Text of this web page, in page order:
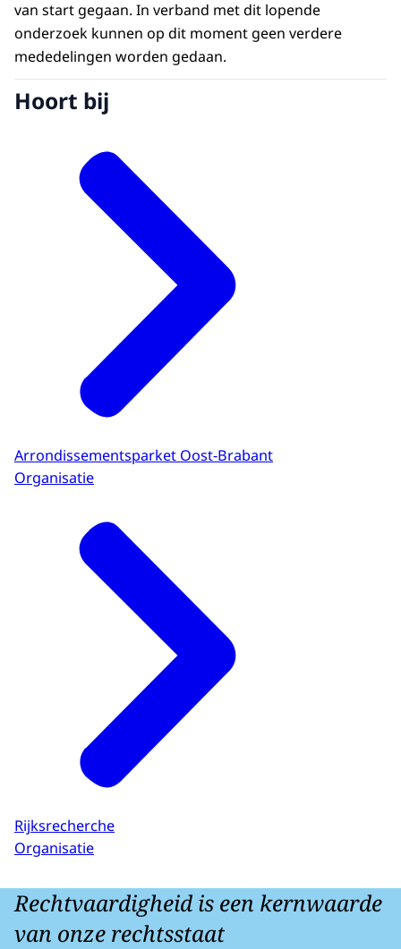
van start gegaan. In verband met dit lopende
onderzoek kunnen op dit moment geen verdere
mededelingen worden gedaan.
Hoort bij
Arrondissementsparket Oost-Brabant
Organisatie
Rijksrecherche
Organisatie
Rechtvaardigheid is een kernwaarde
van onze rechtsstaat